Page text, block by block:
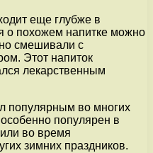
еще глубже в
похожем напитке можно
смешивали с
Этот напиток
лекарственным
популярным во многих
популярен в
во время
зимних праздников.